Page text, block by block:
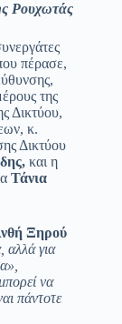
Ρουχωτάς
πέρασε,
της
Δικτύου,
κ.
Δικτύου
και η
Τάνια
Ξηρού
αλλά για
να
πάντοτε